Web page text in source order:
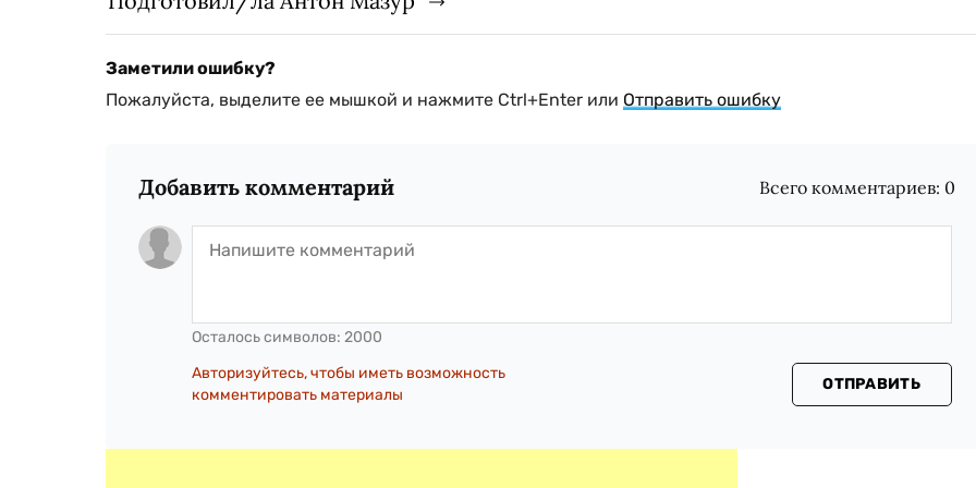
Заметили ошибку?
Пожалуйста, выделите ее мышкой и нажмите Ctrl+Enter или Отправить ошибку
Добавить комментарий Всего комментариев: 0
Осталось символов: 2000
Авторизуйтесь, чтобы иметь возможность
комментировать материалы
ОТПРАВИТЬ